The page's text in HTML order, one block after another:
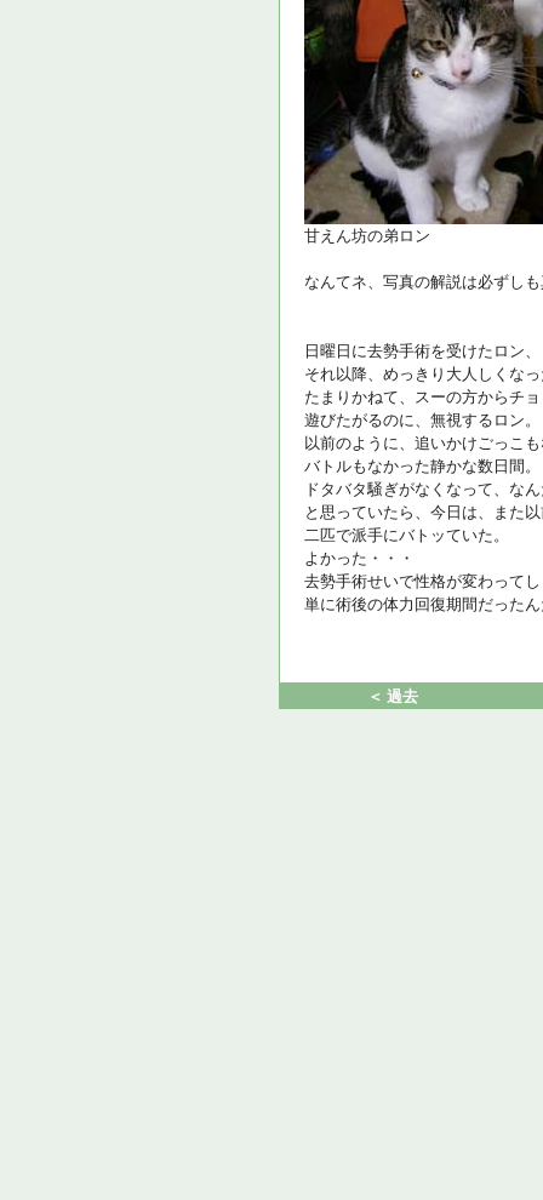
甘えん坊の弟ロン
なんてネ、写真の解説は必ずし
日曜日に去勢手術を受けたロン、
それ以降、めっきり大人しくな
たまりかねて、スーの方からチ
遊びたがるのに、無視するロン。
以前のように、追いかけごっこ
バトルもなかった静かな数日間。
ドタバタ騒ぎがなくなって、な
と思っていたら、今日は、また
二匹で派手にバトッていた。
よかった・・・
去勢手術せいで性格が変わって
単に術後の体力回復期間だった
＜ 過去